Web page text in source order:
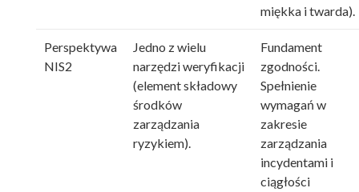
miękka i twarda).
Perspektywa
NIS2
Jedno z wielu
narzędzi weryfikacji
(element składowy
środków
zarządzania
ryzykiem).
Fundament
zgodności.
Spełnienie
wymagań w
zakresie
zarządzania
incydentami i
ciągłości